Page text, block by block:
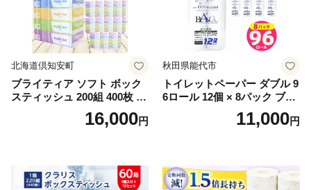
北海道倶知安町
ブライティア ソフト ボック
スティッシュ 200組 400枚 60
箱 日本製 まとめ買い ティッ
シュ リサイクル 長持 防災 常
倶知安町 日用品
16,000円
秋田県能代市
トイレットペーパー ダブル 9
6ロール 12個 × 8パック ブラ
ンカ 再生紙 100％ 芯あり 日
用品 消耗品 無香料 生活用品
11,000円